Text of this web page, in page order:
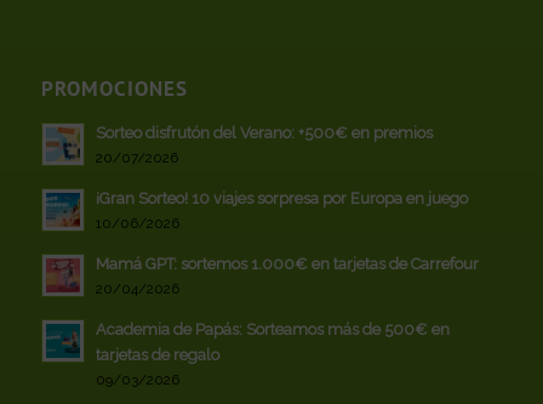
PROMOCIONES
Sorteo disfrutón del Verano: +500€ en premios
20/07/2026
¡Gran Sorteo! 10 viajes sorpresa por Europa en juego
10/06/2026
Mamá GPT: sortemos 1.000€ en tarjetas de Carrefour
20/04/2026
Academia de Papás: Sorteamos más de 500€ en
tarjetas de regalo
09/03/2026